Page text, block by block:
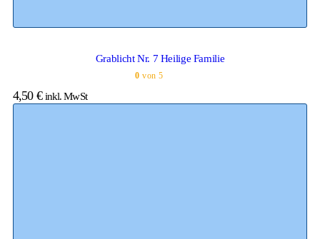
Grablicht Nr. 7 Heilige Familie
0 von 5
4,50 € inkl. MwSt